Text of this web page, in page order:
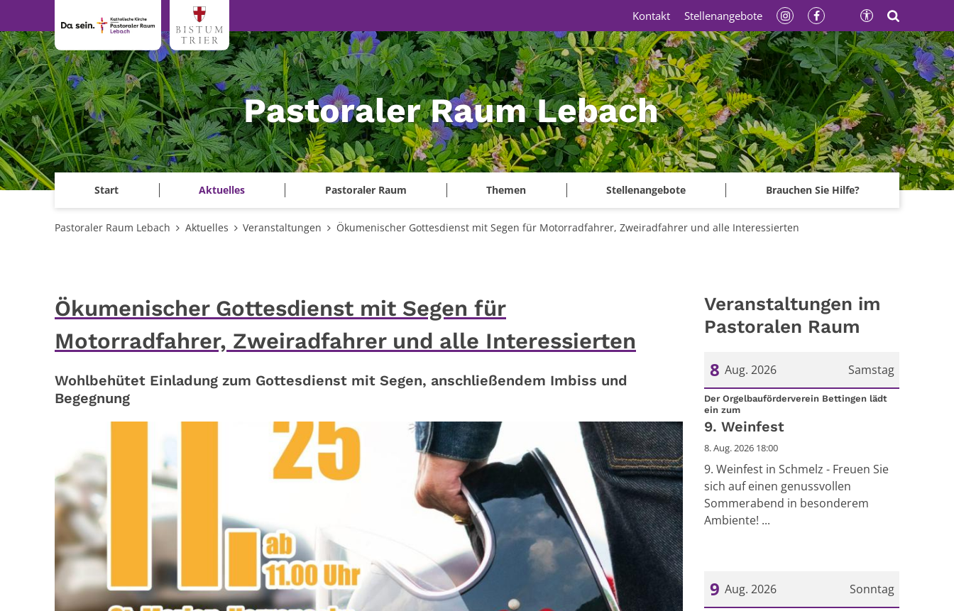
Pastoraler Raum Lebach
Start Aktuelles Pastoraler Raum Themen Stellenangebote Brauchen Sie Hilfe?
Kontakt Stellenangebote
Pastoraler Raum Lebach Aktuelles Veranstaltungen Ökumenischer Gottesdienst mit Segen für Motorradfahrer, Zweiradfahrer und alle Interessierten
Ökumenischer Gottesdienst mit Segen für
Motorradfahrer, Zweiradfahrer und alle Interessierten
Wohlbehütet Einladung zum Gottesdienst mit Segen, anschließendem Imbiss und
Begegnung
Veranstaltungen im
Pastoralen Raum
Samstag
8 Aug. 2026
Datum: 8. August 2026
Der Orgelbauförderverein Bettingen lädt
ein zum:
9. Weinfest
8. Aug. 2026 18:00
9. Weinfest in Schmelz - Freuen Sie
sich auf einen genussvollen
Sommerabend in besonderem
Ambiente! ...
Sonntag
9 Aug. 2026